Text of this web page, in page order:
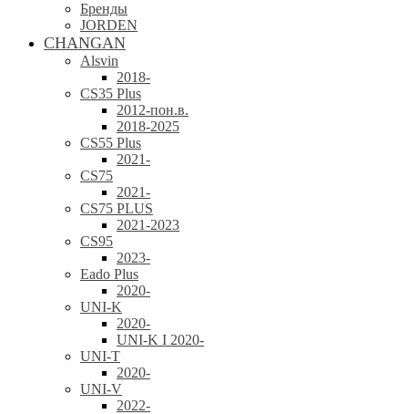
Бренды
JORDEN
CHANGAN
Alsvin
2018-
CS35 Plus
2012-пон.в.
2018-2025
CS55 Plus
2021-
CS75
2021-
CS75 PLUS
2021-2023
CS95
2023-
Eado Plus
2020-
UNI-K
2020-
UNI-K I 2020-
UNI-T
2020-
UNI-V
2022-